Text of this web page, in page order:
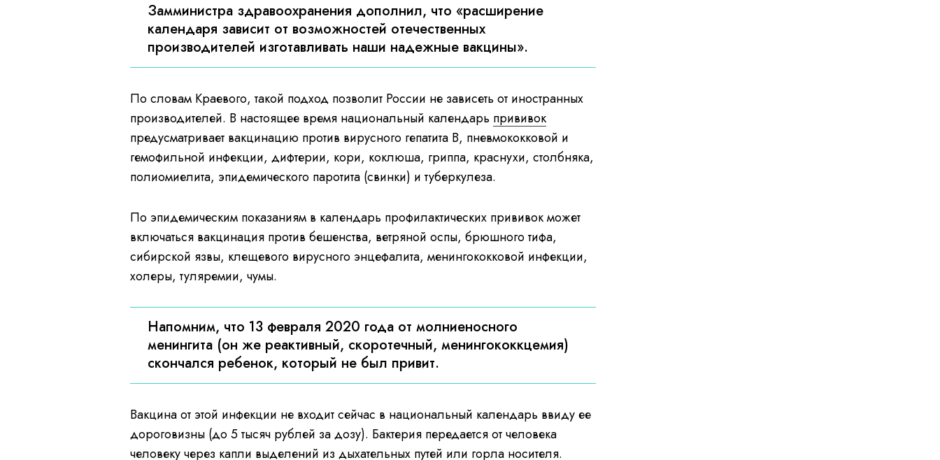
Замминистра здравоохранения дополнил, что «расширение
календаря зависит от возможностей отечественных
производителей изготавливать наши надежные вакцины».
По словам Краевого, такой подход позволит России не зависеть от иностранных
производителей. В настоящее время национальный календарь прививок
предусматривает вакцинацию против вирусного гепатита В, пневмококковой и
гемофильной инфекции, дифтерии, кори, коклюша, гриппа, краснухи, столбняка,
полиомиелита, эпидемического паротита (свинки) и туберкулеза.
По эпидемическим показаниям в календарь профилактических прививок может
включаться вакцинация против бешенства, ветряной оспы, брюшного тифа,
сибирской язвы, клещевого вирусного энцефалита, менингококковой инфекции,
холеры, туляремии, чумы.
Напомним, что 13 февраля 2020 года от молниеносного
менингита (он же реактивный, скоротечный, менингококкцемия)
скончался ребенок, который не был привит.
Вакцина от этой инфекции не входит сейчас в национальный календарь ввиду ее
дороговизны (до 5 тысяч рублей за дозу). Бактерия передается от человека
человеку через капли выделений из дыхательных путей или горла носителя.